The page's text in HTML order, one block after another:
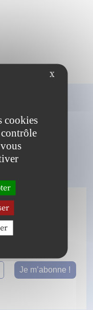
Twitter
LinkedIn
des prochaines
lettre
X
cookies